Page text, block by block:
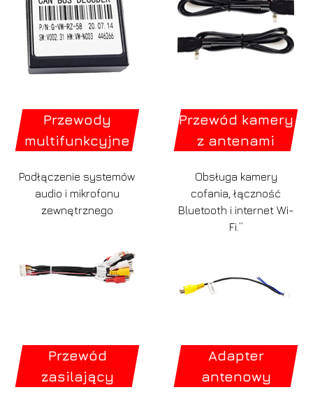
Przewody
multifunkcyjne
Podłączenie systemów
audio i mikrofonu
zewnętrznego
Przewód kamery
z antenami
Obsługa kamery
cofania, łączność
Bluetooth i internet Wi-
Fi.”
Przewód
zasilający
Adapter
antenowy